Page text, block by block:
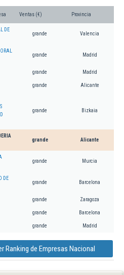
Ventas (€) Provincia
DE
grande Valencia
grande Madrid
grande Madrid
grande Alicante
grande Bizkaia
grande Alicante
grande Murcia
DE
grande Barcelona
grande Zaragoza
grande Barcelona
grande Madrid
Ranking de Empresas Nacional